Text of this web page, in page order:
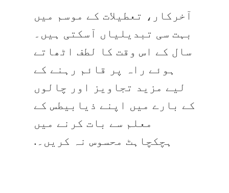
آخرکار، تعطیلات کے موسم میں
بہت سی تبدیلیاں آسکتی ہیں۔
سال کے اس وقت کا لطف اٹھاتے
ہوئے راہ پر قائم رہنے کے
لیے مزید تجاویز اور چالوں
کے بارے میں اپنے ذیابیطس کے
معلم سے بات کرنے میں
ہچکچاہٹ محسوس نہ کریں۔.